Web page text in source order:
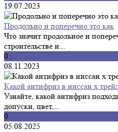
19.07.2023
Продольно и поперечно это как
Что значит продольное и
строительстве и...
0
08.11.2023
Какой антифриз в ниссан х
Узнайте, какой антифриз
допуски, цвет,...
0
05.08.2025